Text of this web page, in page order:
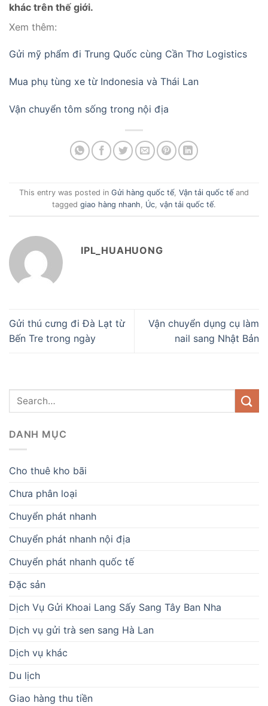
khác trên thế giới.
Xem thêm:
Gửi mỹ phẩm đi Trung Quốc cùng Cần Thơ Logistics
Mua phụ tùng xe từ Indonesia và Thái Lan
Vận chuyển tôm sống trong nội địa
This entry was posted in Gửi hàng quốc tế, Vận tải quốc tế and
tagged giao hàng nhanh, Úc, vận tải quốc tế.
IPL_HUAHUONG
Gửi thú cưng đi Đà Lạt từ
Bến Tre trong ngày
Vận chuyển dụng cụ làm
nail sang Nhật Bản
DANH MỤC
Cho thuê kho bãi
Chưa phân loại
Chuyển phát nhanh
Chuyển phát nhanh nội địa
Chuyển phát nhanh quốc tế
Đặc sản
Dịch Vụ Gửi Khoai Lang Sấy Sang Tây Ban Nha
Dịch vụ gửi trà sen sang Hà Lan
Dịch vụ khác
Du lịch
Giao hàng thu tiền